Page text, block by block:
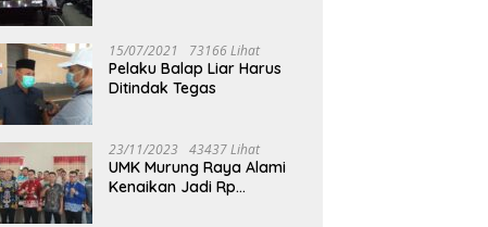
15/07/2021 73166 Lihat
Pelaku Balap Liar Harus
Ditindak Tegas
23/11/2023 43437 Lihat
UMK Murung Raya Alami
Kenaikan Jadi Rp